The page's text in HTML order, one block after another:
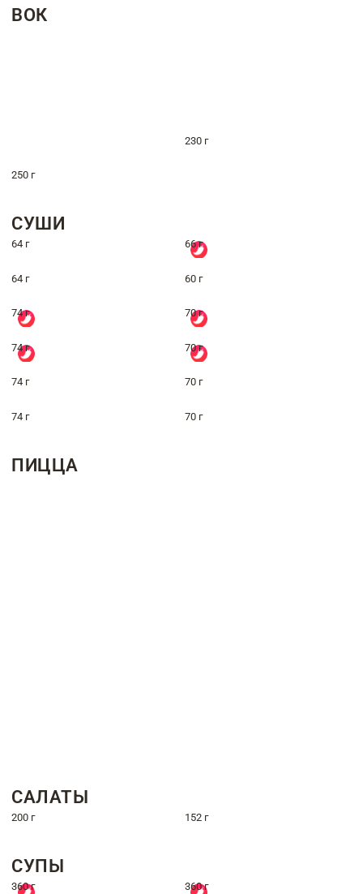
ВОК
230 г
250 г
СУШИ
64 г 66 г
64 г 60 г
74 г 70 г
74 г 70 г
74 г 70 г
74 г 70 г
ПИЦЦА
САЛАТЫ
200 г 152 г
СУПЫ
360 г 360 г